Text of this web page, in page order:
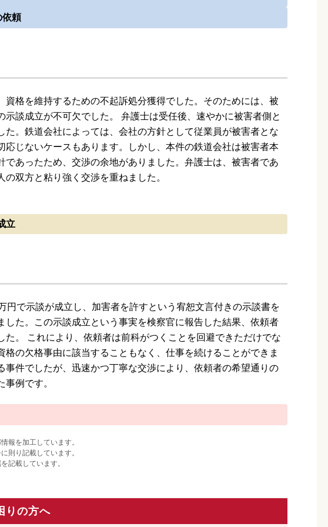
依頼
資格を維持するための不起訴処分獲得でした。そのためには、被
示談成立が不可欠でした。 弁護士は受任後、速やかに被害者側と
た。鉄道会社によっては、会社の方針として従業員が被害者とな
応じないケースもあります。しかし、本件の鉄道会社は被害者本
であったため、交渉の余地がありました。弁護士は、被害者であ
の双方と粘り強く交渉を重ねました。
立
円で示談が成立し、加害者を許すという宥恕文言付きの示談書を
した。この示談成立という事実を検察官に報告した結果、依頼者
た。 これにより、依頼者は前科がつくことを回避できただけでな
格の欠格事由に該当することもなく、仕事を続けることができま
事件でしたが、迅速かつ丁寧な交渉により、依頼者の希望通りの
例です。
報を加工しています。
則り記載しています。
記載しています。
りの方へ